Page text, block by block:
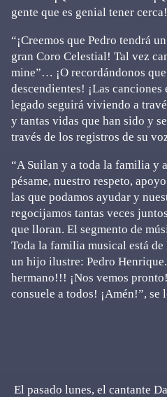
gente que es genial tener
“¡Creemos que Pedro tendrá
gran Coro Celestial! Tal vez
mine”… ¡O recordándonos
descendientes! ¡Las
legado seguirá viviendo a
y tantas vidas que han sido y
través de los registros de su
“A Suilan y a toda la familia y
pésame, nuestro respeto,
las que podamos ayudar y
regocijamos tantas veces
que lloran. El segmento de
Toda la familia musical está
un hijo ilustre: Pedro
hermano!!! ¡Nos vemos
consuele a todos! ¡Amén!”, se
El pasado lunes, el cantante